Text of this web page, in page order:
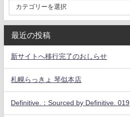
最近の投稿
新サイトへ移行完了のおしらせ
札幌らっきょ 琴似本店
Definitive.：Sourced by Definitive. 019